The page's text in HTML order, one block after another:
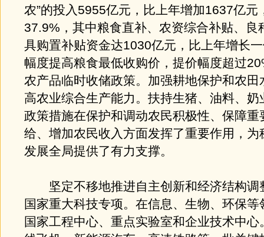
农”的投入5955亿元，比上年增加1637亿元
37.9%，其中粮食直补、农资综合补贴、良
具购置补贴资金达1030亿元，比上年增长
幅度提高粮食最低收购价，提价幅度超过
农产品临时收储政策。加强耕地保护和农田
高农业综合生产能力。扶持生猪、油料、奶
政策措施在保护和调动农民积极性、保障重
给、增加农民收入方面发挥了重要作用，为
发展全局提供了有力支撑。
坚定不移地推进自主创新和经济结构调
国家重大科技专项。在信息、生物、环保等
国家工程中心、重点实验室和企业技术中心